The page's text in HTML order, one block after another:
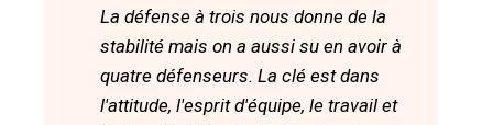
La défense à trois nous donne de la
stabilité mais on a aussi su en avoir à
quatre défenseurs. La clé est dans
l'attitude, l'esprit d'équipe, le travail et